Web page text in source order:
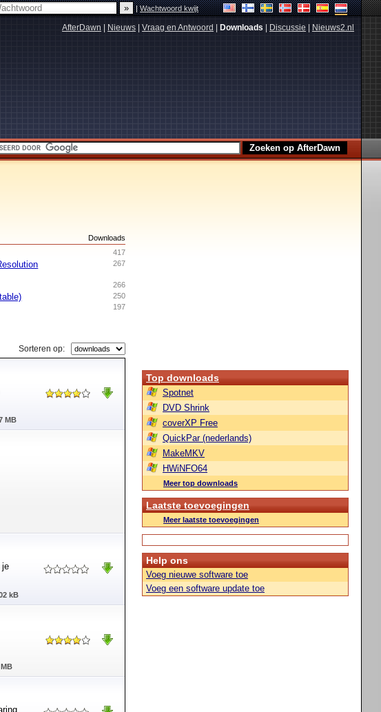
|Wachtwoord kwijt
AfterDawn Nieuws Vraag en Antwoord Downloads Discussie Nieuws2.nl
Downloads
417
267
266
250
197
Sorteren op:
MB
je
kB
Top downloads
Spotnet
DVD Shrink
coverXP Free
QuickPar (nederlands)
MakeMKV
HWiNFO64
Meer top downloads
Laatste toevoegingen
Meer laatste toevoegingen
Help ons
Voeg nieuwe software toe
Voeg een software update toe